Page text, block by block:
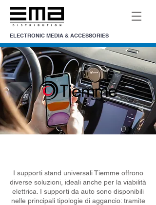
ELECTRONIC MEDIA & ACCESSORIES
I supporti stand universali Tiemme offrono
diverse soluzioni, ideali anche per la viabilità
elettrica. I supporti da auto sono disponibili
nelle principali tipologie di aggancio: tramite